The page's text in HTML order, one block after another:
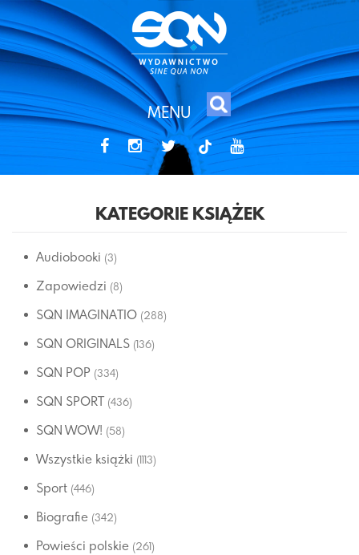
MENU
tiktok
KATEGORIE KSIĄŻEK
Audiobooki (3)
Zapowiedzi (8)
SQN IMAGINATIO (288)
SQN ORIGINALS (136)
SQN POP (334)
SQN SPORT (436)
SQN WOW! (58)
Wszystkie książki (1113)
Sport (446)
Biografie (342)
Powieści polskie (261)